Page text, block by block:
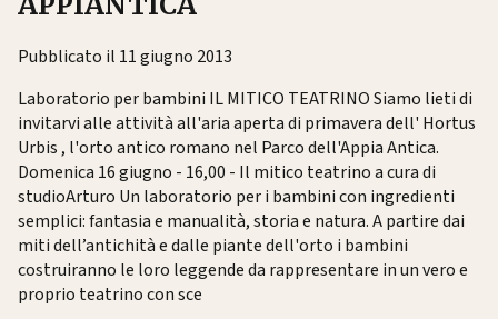
Pubblicato il 11 giugno 2013
Laboratorio per bambini IL MITICO TEATRINO Siamo lieti di
invitarvi alle attività all'aria aperta di primavera dell' Hortus
Urbis , l'orto antico romano nel Parco dell'Appia Antica.
Domenica 16 giugno - 16,00 - Il mitico teatrino a cura di
studioArturo Un laboratorio per i bambini con ingredienti
semplici: fantasia e manualità, storia e natura. A partire dai
miti dell’antichità e dalle piante dell'orto i bambini
costruiranno le loro leggende da rappresentare in un vero e
proprio teatrino con sce